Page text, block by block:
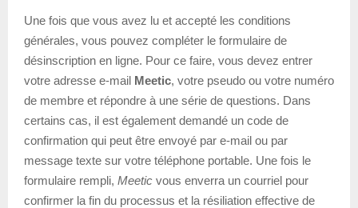
Une fois que vous avez lu et accepté les conditions
générales, vous pouvez compléter le formulaire de
désinscription en ligne. Pour ce faire, vous devez entrer
votre adresse e-mail Meetic, votre pseudo ou votre numéro
de membre et répondre à une série de questions. Dans
certains cas, il est également demandé un code de
confirmation qui peut être envoyé par e-mail ou par
message texte sur votre téléphone portable. Une fois le
formulaire rempli, Meetic vous enverra un courriel pour
confirmer la fin du processus et la résiliation effective de